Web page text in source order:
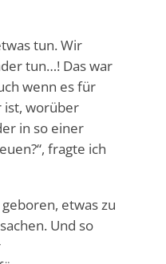
tun. Wir
tun…! Das war
wenn es für
ist, worüber
in so einer
fragte ich
etwas zu
Und so